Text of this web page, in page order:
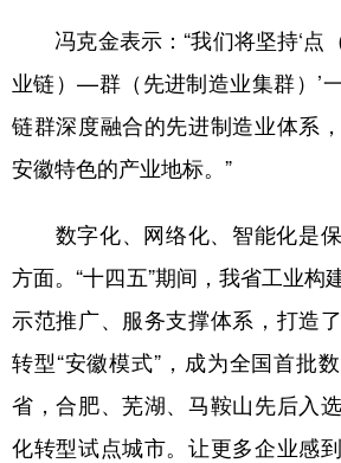
冯克金表示：“我们将坚持‘点
业链）—群（先进制造业集群）’
链群深度融合的先进制造业体系
安徽特色的产业地标。”
数字化、网络化、智能化是
方面。“十四五”期间，我省工业构
示范推广、服务支撑体系，打造
转型“安徽模式”，成为全国首批
省，合肥、芜湖、马鞍山先后入
化转型试点城市。让更多企业感